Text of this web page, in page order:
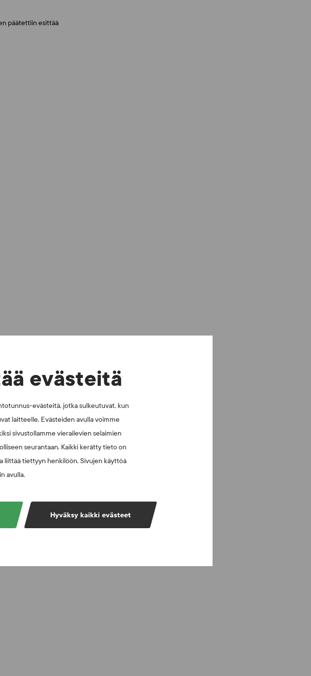
evästeitä
evästeitä, jotka sulkeutuvat, kun
laitteelle. Evästeiden avulla voimme
sivustollamme vierailevien selaimien
seurantaan. Kaikki kerätty tieto on
liittää tiettyyn henkilöön. Sivujen käyttöä
avulla.
Hyväksy kaikki evästeet
päätettiin esittää